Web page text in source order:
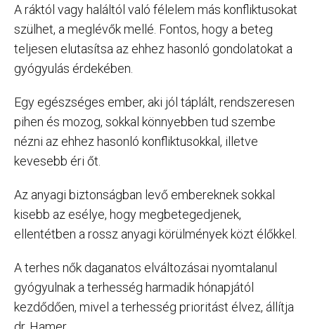
A ráktól vagy haláltól való félelem más konfliktusokat
szülhet, a meglévők mellé. Fontos, hogy a beteg
teljesen elutasítsa az ehhez hasonló gondolatokat a
gyógyulás érdekében.
Egy egészséges ember, aki jól táplált, rendszeresen
pihen és mozog, sokkal könnyebben tud szembe
nézni az ehhez hasonló konfliktusokkal, illetve
kevesebb éri őt.
Az anyagi biztonságban levő embereknek sokkal
kisebb az esélye, hogy megbetegedjenek,
ellentétben a rossz anyagi körülmények közt élőkkel.
A terhes nők daganatos elváltozásai nyomtalanul
gyógyulnak a terhesség harmadik hónapjától
kezdődően, mivel a terhesség prioritást élvez, állítja